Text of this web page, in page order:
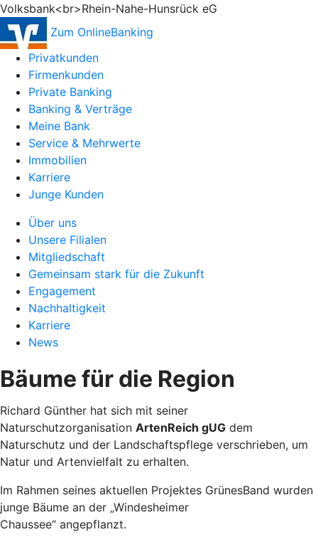
Volksbank<br>Rhein-Nahe-Hunsrück eG
Zum OnlineBanking
Privatkunden
Firmenkunden
Private Banking
Banking & Verträge
Meine Bank
Service & Mehrwerte
Immobilien
Karriere
Junge Kunden
Über uns
Unsere Filialen
Mitgliedschaft
Gemeinsam stark für die Zukunft
Engagement
Nachhaltigkeit
Karriere
News
Bäume für die Region
Richard Günther hat sich mit seiner
Naturschutzorganisation ArtenReich gUG dem
Naturschutz und der Landschaftspflege verschrieben, um
Natur und Artenvielfalt zu erhalten.
Im Rahmen seines aktuellen Projektes GrünesBand wurden
junge Bäume an der „Windesheimer
Chaussee“ angepflanzt.